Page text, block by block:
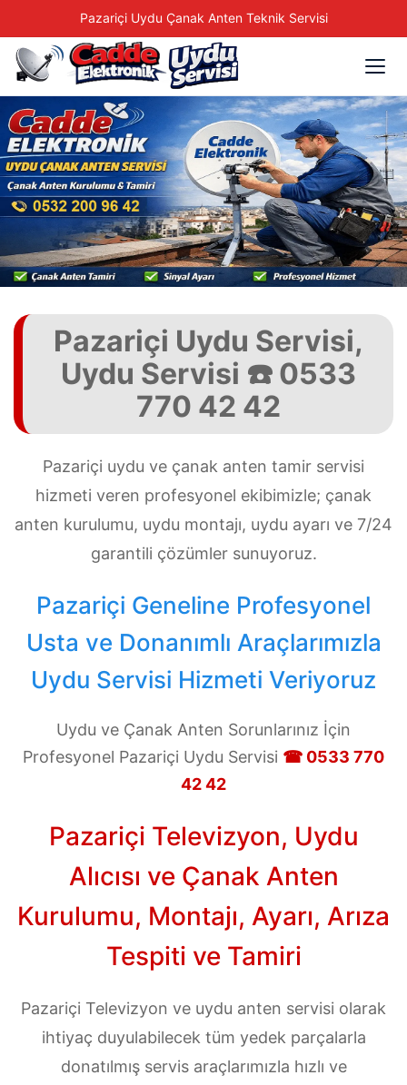
Pazariçi Uydu Çanak Anten Teknik Servisi
Pazariçi Uydu Servisi,
Uydu Servisi ☎️ 0533
770 42 42
Pazariçi uydu ve çanak anten tamir servisi
hizmeti veren profesyonel ekibimizle; çanak
anten kurulumu, uydu montajı, uydu ayarı ve 7/24
garantili çözümler sunuyoruz.
Pazariçi Geneline Profesyonel
Usta ve Donanımlı Araçlarımızla
Uydu Servisi Hizmeti Veriyoruz
Uydu ve Çanak Anten Sorunlarınız İçin
Profesyonel Pazariçi Uydu Servisi ☎ 0533 770
42 42
Pazariçi Televizyon, Uydu
Alıcısı ve Çanak Anten
Kurulumu, Montajı, Ayarı, Arıza
Tespiti ve Tamiri
Pazariçi Televizyon ve uydu anten servisi olarak
ihtiyaç duyulabilecek tüm yedek parçalarla
donatılmış servis araçlarımızla hızlı ve